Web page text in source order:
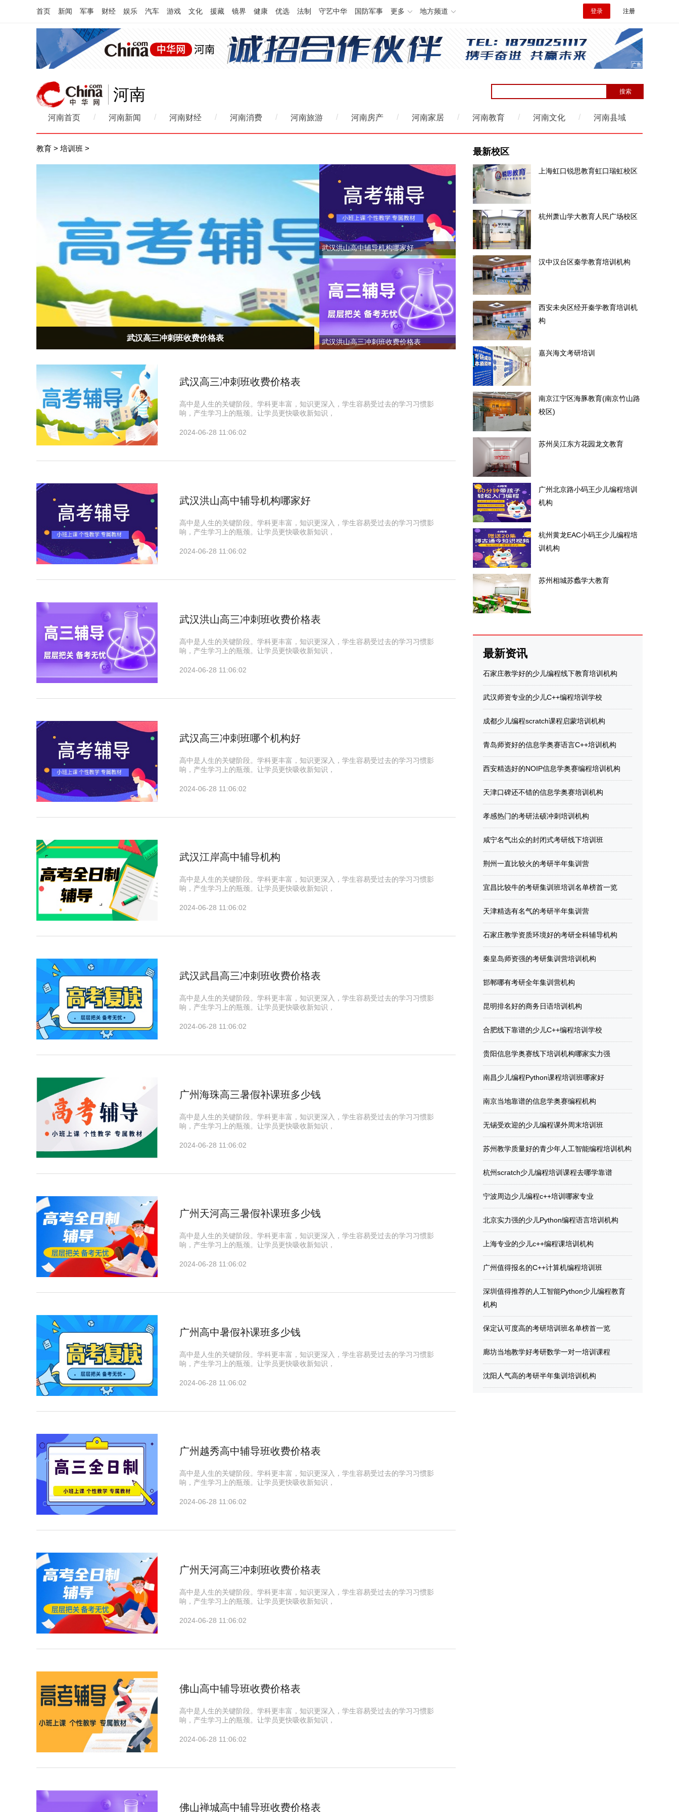
首页 新闻 军事 财经 娱乐 汽车 游戏 文化 援藏 镜界 健康 优选 法制 守艺中华 国防军事 更多 地方频道 登录 注册
河南
河南首页 / 河南新闻 / 河南财经 / 河南消费 / 河南旅游 / 河南房产 / 河南家居 / 河南教育 / 河南文化 / 河南县域
教育 > 培训班 >
武汉高三冲刺班收费价格表
武汉高三冲刺班收费价格表
武汉洪山高中辅导机构哪家好
武汉洪山高三冲刺班收费价格表
武汉高三冲刺班收费价格表
高中是人生的关键阶段。学科更丰富，知识更深入，学生容易受过去的学习习惯影
响，产生学习上的瓶颈。让学员更快吸收新知识，
2024-06-28 11:06:02
武汉洪山高中辅导机构哪家好
高中是人生的关键阶段。学科更丰富，知识更深入，学生容易受过去的学习习惯影
响，产生学习上的瓶颈。让学员更快吸收新知识，
2024-06-28 11:06:02
武汉洪山高三冲刺班收费价格表
高中是人生的关键阶段。学科更丰富，知识更深入，学生容易受过去的学习习惯影
响，产生学习上的瓶颈。让学员更快吸收新知识，
2024-06-28 11:06:02
武汉高三冲刺班哪个机构好
高中是人生的关键阶段。学科更丰富，知识更深入，学生容易受过去的学习习惯影
响，产生学习上的瓶颈。让学员更快吸收新知识，
2024-06-28 11:06:02
武汉江岸高中辅导机构
高中是人生的关键阶段。学科更丰富，知识更深入，学生容易受过去的学习习惯影
响，产生学习上的瓶颈。让学员更快吸收新知识，
2024-06-28 11:06:02
武汉武昌高三冲刺班收费价格表
高中是人生的关键阶段。学科更丰富，知识更深入，学生容易受过去的学习习惯影
响，产生学习上的瓶颈。让学员更快吸收新知识，
2024-06-28 11:06:02
广州海珠高三暑假补课班多少钱
高中是人生的关键阶段。学科更丰富，知识更深入，学生容易受过去的学习习惯影
响，产生学习上的瓶颈。让学员更快吸收新知识，
2024-06-28 11:06:02
广州天河高三暑假补课班多少钱
高中是人生的关键阶段。学科更丰富，知识更深入，学生容易受过去的学习习惯影
响，产生学习上的瓶颈。让学员更快吸收新知识，
2024-06-28 11:06:02
广州高中暑假补课班多少钱
高中是人生的关键阶段。学科更丰富，知识更深入，学生容易受过去的学习习惯影
响，产生学习上的瓶颈。让学员更快吸收新知识，
2024-06-28 11:06:02
广州越秀高中辅导班收费价格表
高中是人生的关键阶段。学科更丰富，知识更深入，学生容易受过去的学习习惯影
响，产生学习上的瓶颈。让学员更快吸收新知识，
2024-06-28 11:06:02
广州天河高三冲刺班收费价格表
高中是人生的关键阶段。学科更丰富，知识更深入，学生容易受过去的学习习惯影
响，产生学习上的瓶颈。让学员更快吸收新知识，
2024-06-28 11:06:02
佛山高中辅导班收费价格表
高中是人生的关键阶段。学科更丰富，知识更深入，学生容易受过去的学习习惯影
响，产生学习上的瓶颈。让学员更快吸收新知识，
2024-06-28 11:06:02
佛山禅城高中辅导班收费价格表
最新校区
上海虹口锐思教育虹口瑞虹校区
杭州萧山学大教育人民广场校区
汉中汉台区秦学教育培训机构
西安未央区经开秦学教育培训机
构
嘉兴海文考研培训
南京江宁区海豚教育(南京竹山路
校区)
苏州吴江东方花园龙文教育
广州北京路小码王少儿编程培训
机构
杭州黄龙EAC小码王少儿编程培
训机构
苏州相城苏蠡学大教育
最新资讯
石家庄教学好的少儿编程线下教育培训机构
武汉师资专业的少儿C++编程培训学校
成都少儿编程scratch课程启蒙培训机构
青岛师资好的信息学奥赛语言C++培训机构
西安精选好的NOIP信息学奥赛编程培训机构
天津口碑还不错的信息学奥赛培训机构
孝感热门的考研法硕冲刺培训机构
咸宁名气出众的封闭式考研线下培训班
荆州一直比较火的考研半年集训营
宜昌比较牛的考研集训班培训名单榜首一览
天津精选有名气的考研半年集训营
石家庄教学资质环境好的考研全科辅导机构
秦皇岛师资强的考研集训营培训机构
邯郸哪有考研全年集训营机构
昆明排名好的商务日语培训机构
合肥线下靠谱的少儿C++编程培训学校
贵阳信息学奥赛线下培训机构哪家实力强
南昌少儿编程Python课程培训班哪家好
南京当地靠谱的信息学奥赛编程机构
无锡受欢迎的少儿编程课外周末培训班
苏州教学质量好的青少年人工智能编程培训机构
杭州scratch少儿编程培训课程去哪学靠谱
宁波周边少儿编程c++培训哪家专业
北京实力强的少儿Python编程语言培训机构
上海专业的少儿c++编程课培训机构
广州值得报名的C++计算机编程培训班
深圳值得推荐的人工智能Python少儿编程教育
机构
保定认可度高的考研培训班名单榜首一览
廊坊当地教学好考研数学一对一培训课程
沈阳人气高的考研半年集训培训机构